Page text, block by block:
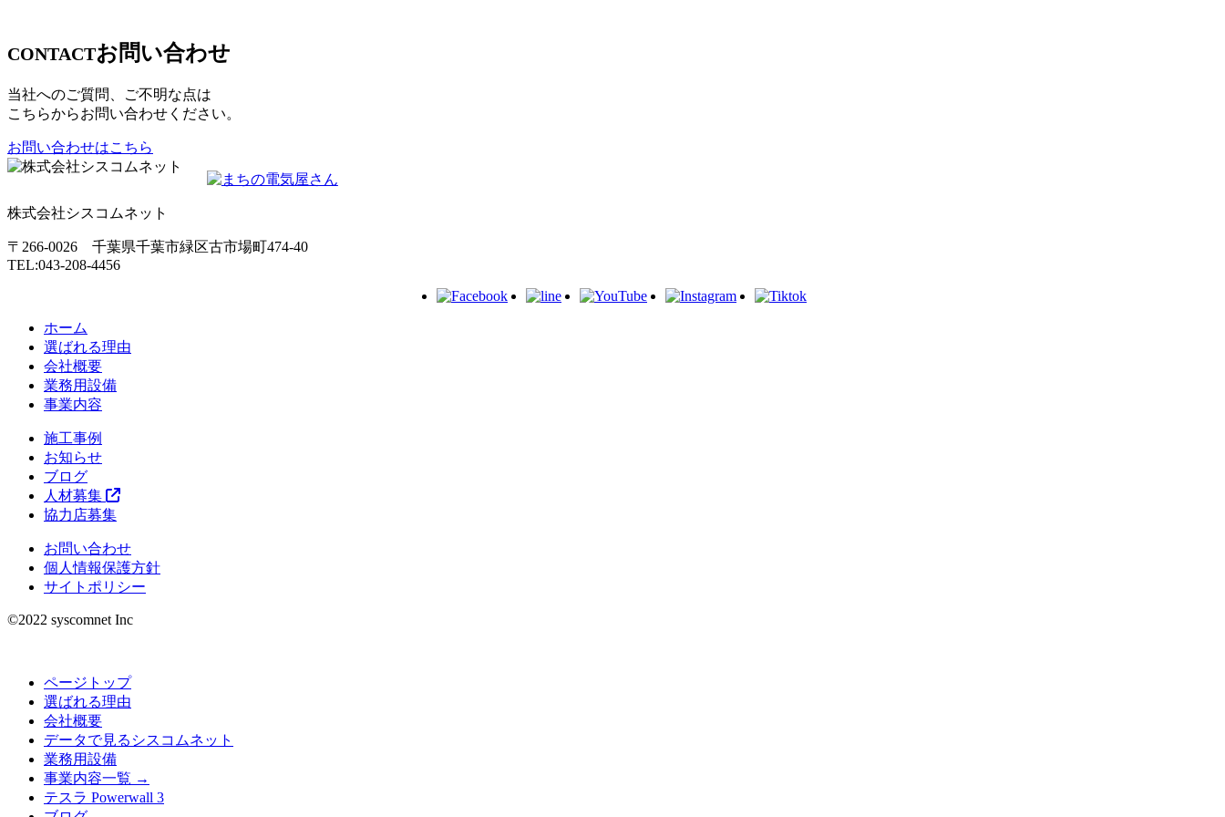
CONTACTお問い合わせ
当社へのご質問、ご不明な点は
こちらからお問い合わせください。
お問い合わせはこちら
株式会社シスコムネット
〒266-0026 千葉県千葉市緑区古市場町474-40
TEL:043-208-4456
ホーム
選ばれる理由
会社概要
業務用設備
事業内容
施工事例
お知らせ
ブログ
人材募集
協力店募集
お問い合わせ
個人情報保護方針
サイトポリシー
©︎2022 syscomnet Inc
ページトップ
選ばれる理由
会社概要
データで見るシスコムネット
業務用設備
事業内容一覧 →
テスラ Powerwall 3